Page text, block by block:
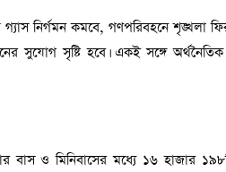
গ্যাস নির্গমন কমবে, গণপরিবহনে শৃঙ্খলা
সুযোগ সৃষ্টি হবে। একই সঙ্গে
বাস ও মিনিবাসের মধ্যে ১৬ হাজার